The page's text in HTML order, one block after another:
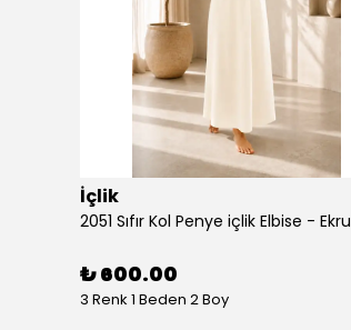
İçlik
2051 Sıfır Kol Penye içlik Elbise - Ekru
₺ 600.00
3 Renk 1 Beden 2 Boy